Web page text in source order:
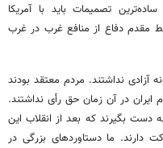
تصمیمات باید با آمریکا
مقدم دفاع از منافع غرب در غرب
آزادی نداشتند. مردم معتقد بودند
در آن زمان حق رأی نداشتند.
بگیرند که بعد از انقلاب این
دارند. ما دستاوردهای بزرگی در